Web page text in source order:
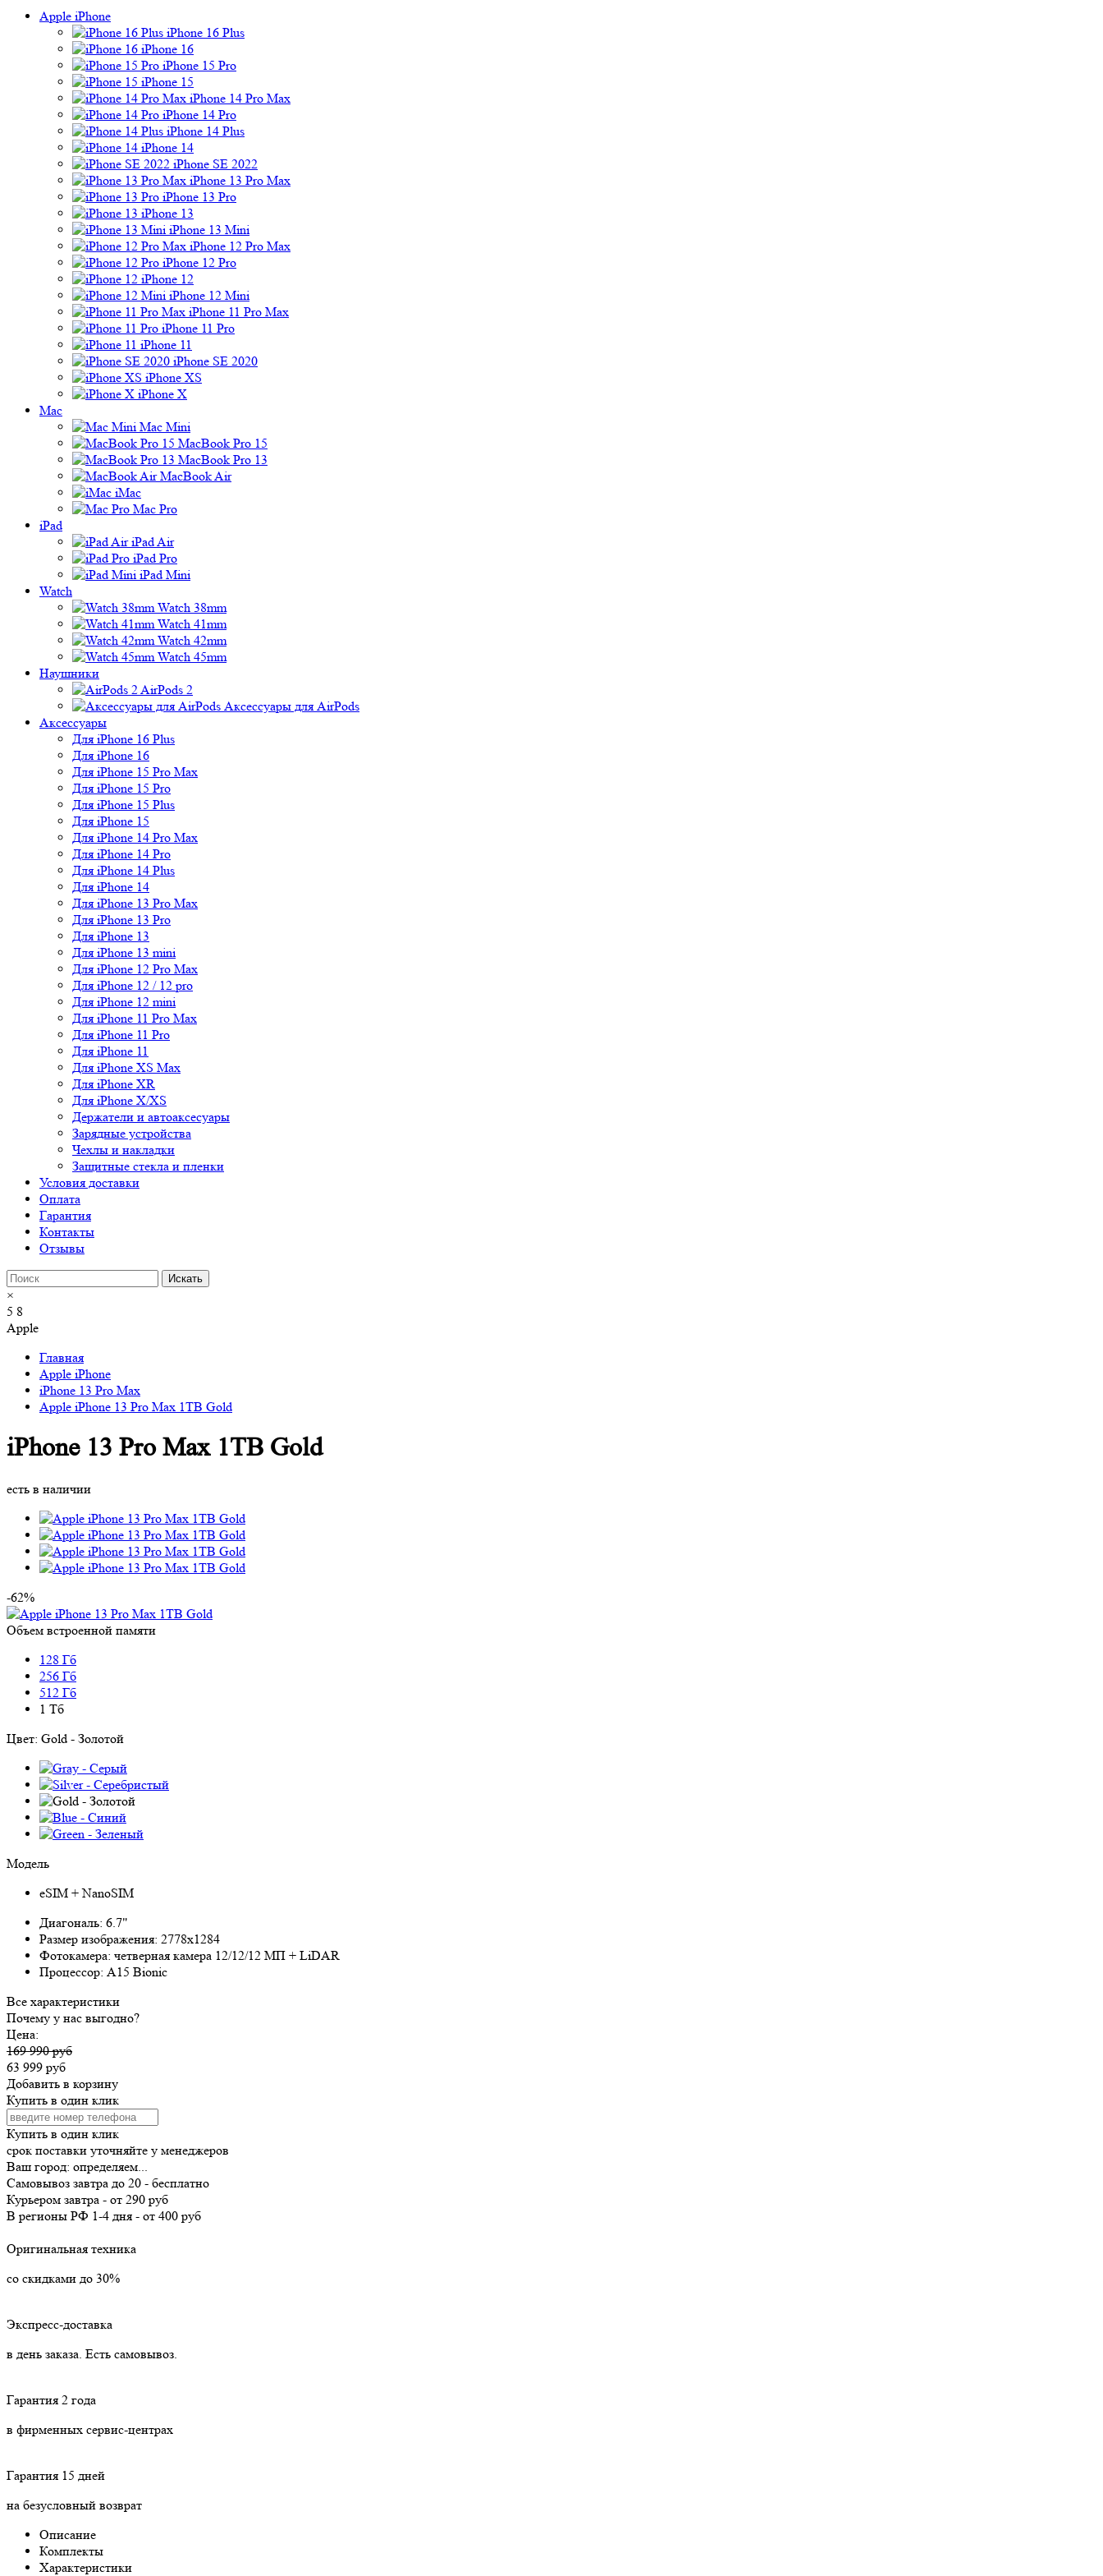
Apple iPhone
iPhone 16 Plus
iPhone 16
iPhone 15 Pro
iPhone 15
iPhone 14 Pro Max
iPhone 14 Pro
iPhone 14 Plus
iPhone 14
iPhone SE 2022
iPhone 13 Pro Max
iPhone 13 Pro
iPhone 13
iPhone 13 Mini
iPhone 12 Pro Max
iPhone 12 Pro
iPhone 12
iPhone 12 Mini
iPhone 11 Pro Max
iPhone 11 Pro
iPhone 11
iPhone SE 2020
iPhone XS
iPhone X
Mac
Mac Mini
MacBook Pro 15
MacBook Pro 13
MacBook Air
iMac
Mac Pro
iPad
iPad Air
iPad Pro
iPad Mini
Watch
Watch 38mm
Watch 41mm
Watch 42mm
Watch 45mm
Наушники
AirPods 2
Аксессуары для AirPods
Аксессуары
Для iPhone 16 Plus
Для iPhone 16
Для iPhone 15 Pro Max
Для iPhone 15 Pro
Для iPhone 15 Plus
Для iPhone 15
Для iPhone 14 Pro Max
Для iPhone 14 Pro
Для iPhone 14 Plus
Для iPhone 14
Для iPhone 13 Pro Max
Для iPhone 13 Pro
Для iPhone 13
Для iPhone 13 mini
Для iPhone 12 Pro Max
Для iPhone 12 / 12 pro
Для iPhone 12 mini
Для iPhone 11 Pro Max
Для iPhone 11 Pro
Для iPhone 11
Для iPhone XS Max
Для iPhone XR
Для iPhone X/XS
Держатели и автоаксесуары
Зарядные устройства
Чехлы и накладки
Защитные стекла и пленки
Условия доставки
Оплата
Гарантия
Контакты
Отзывы
×
5 8
Apple
Главная
Apple iPhone
iPhone 13 Pro Max
Apple iPhone 13 Pro Max 1TB Gold
iPhone 13 Pro Max 1TB Gold
есть в наличии
-62%
Объем встроенной памяти
128 Гб
256 Гб
512 Гб
1 Тб
Цвет: Gold - Золотой
Модель
eSIM + NanoSIM
Диагональ: 6.7"
Размер изображения: 2778x1284
Фотокамера: четверная камера 12/12/12 МП + LiDAR
Процессор: A15 Bionic
Все характеристики
Почему у нас выгодно?
Цена:
169 990 руб
63 999 руб
Добавить в корзину
Купить в один клик
Купить в один клик
срок поставки уточняйте у менеджеров
Ваш город: определяем...
Самовывоз завтра до 20 - бесплатно
Курьером завтра - от 290 руб
В регионы РФ 1-4 дня - от 400 руб
Оригинальная техника
со скидками до 30%
Экспресс-доставка
в день заказа. Есть самовывоз.
Гарантия 2 года
в фирменных сервис-центрах
Гарантия 15 дней
на безусловный возврат
Описание
Комплекты
Характеристики